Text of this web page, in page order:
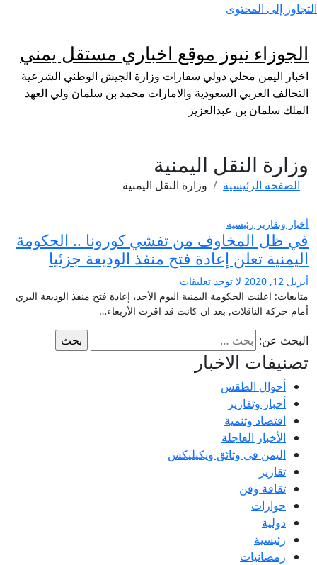
التجاوز إلى المحتوى
الجوزاء نيوز موقع اخباري مستقل يمني
اخبار اليمن محلي دولي سفارات وزارة الجيش الوطني الشرعية
التحالف العربي السعودية والامارات محمد بن سلمان ولي العهد
الملك سلمان بن عبدالعزيز
وزارة النقل اليمنية
الصفحة الرئيسية وزارة النقل اليمنية
أخبار وتقارير رئيسية
في ظل المخاوف من تفشي كورونا .. الحكومة
اليمنية تعلن إعادة فتح منفذ الوديعة جزئيا
أبريل 12, 2020
لا توجد تعليقات
متابعات: اعلنت الحكومة اليمنية اليوم الأحد، إعادة فتح منفذ الوديعة البري
أمام حركة الناقلات, بعد ان كانت قد اقرت الأربعاء…
البحث عن:
تصنيفات الاخبار
أحوال الطقس
أخبار وتقارير
اقتصاد وتنمية
الأخبار العاجلة
اليمن في وثائق ويكيليكس
تقارير
ثقافة وفن
حوارات
دولية
رئيسية
رمضانيات